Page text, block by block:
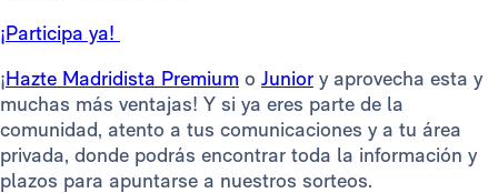
¡Participa ya!
¡Hazte Madridista Premium o Junior y aprovecha esta y
muchas más ventajas! Y si ya eres parte de la
comunidad, atento a tus comunicaciones y a tu área
privada, donde podrás encontrar toda la información y
plazos para apuntarse a nuestros sorteos.